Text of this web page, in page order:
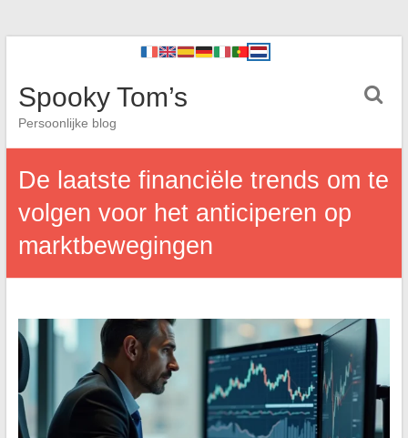
Spooky Tom’s
Persoonlijke blog
De laatste financiële trends om te
volgen voor het anticiperen op
marktbewegingen